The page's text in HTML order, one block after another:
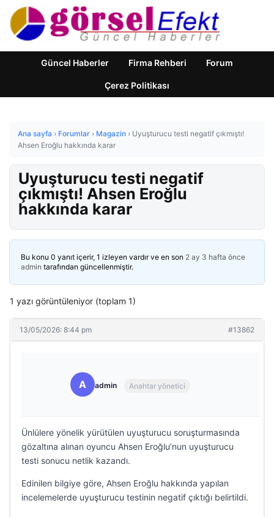
Güncel Haberler Firma Rehberi Forum
Çerez Politikası
Ana sayfa › Forumlar › Magazin › Uyuşturucu testi negatif çıkmıştı!
Ahsen Eroğlu hakkında karar
Uyuşturucu testi negatif
çıkmıştı! Ahsen Eroğlu
hakkında karar
Bu konu 0 yanıt içerir, 1 izleyen vardır ve en son 2 ay 3 hafta önce
admin tarafından güncellenmiştir.
1 yazı görüntüleniyor (toplam 1)
13/05/2026: 8:44 pm #13862
A admin Anahtar yönetici
Ünlülere yönelik yürütülen uyuşturucu soruşturmasında
gözaltına alınan oyuncu Ahsen Eroğlu’nun uyuşturucu
testi sonucu netlik kazandı.
Edinilen bilgiye göre, Ahsen Eroğlu hakkında yapılan
incelemelerde uyuşturucu testinin negatif çıktığı belirtildi.